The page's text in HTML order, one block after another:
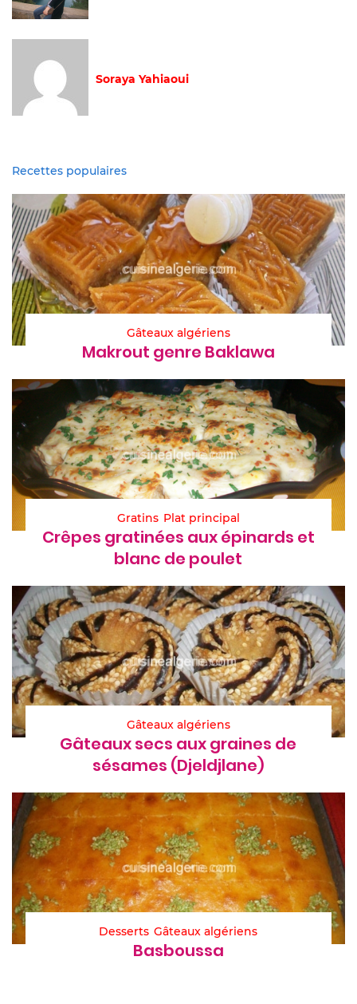
Soraya Yahiaoui
Recettes populaires
Gâteaux algériens
Makrout genre Baklawa
Gratins Plat principal
Crêpes gratinées aux épinards et
blanc de poulet
Gâteaux algériens
Gâteaux secs aux graines de
sésames (Djeldjlane)
Desserts Gâteaux algériens
Basboussa